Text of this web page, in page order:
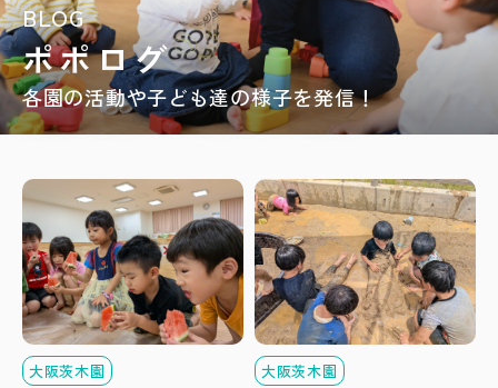
BLOG
ポポログ
各園の活動や子ども達の様子を発信！
大阪茨木園 大阪茨木園